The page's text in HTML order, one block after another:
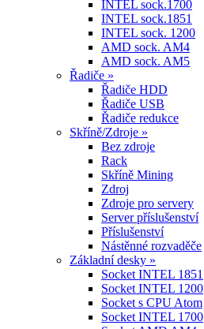
INTEL sock.1700
INTEL sock.1851
INTEL sock. 1200
AMD sock. AM4
AMD sock. AM5
Řadiče »
Řadiče HDD
Řadiče USB
Řadiče redukce
Skříně/Zdroje »
Bez zdroje
Rack
Skříně Mining
Zdroj
Zdroje pro servery
Server příslušenství
Příslušenství
Nástěnné rozvaděče
Základní desky »
Socket INTEL 1851
Socket INTEL 1200
Socket s CPU Atom
Socket INTEL 1700